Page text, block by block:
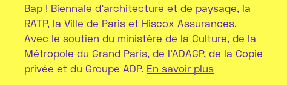
Bap ! Biennale d’architecture et de paysage, la
RATP, la Ville de Paris et Hiscox Assurances.
Avec le soutien du ministère de la Culture, de la
Métropole du Grand Paris, de l’ADAGP, de la Copie
privée et du Groupe ADP. En savoir plus